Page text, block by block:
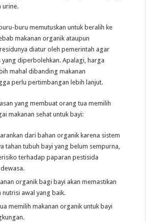
urine.
buru memutuskan untuk beralih ke
makanan organik ataupun
diatur oleh pemerintah agar
diperbolehkan. Apalagi, harga
mahal dibanding makanan
perlu pertimbangan lebih lanjut.
yang membuat orang tua memilih
makanan sehat untuk bayi:
dari bahan organik karena sistem
tahan tubuh bayi yang belum sempurna,
terhadap paparan pestisida
organik bagi bayi akan memastikan
awal yang baik.
memilih makanan organik untuk bayi